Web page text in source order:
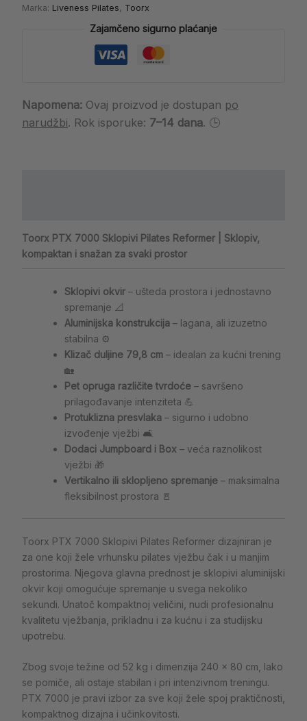
Marka: Liveness Pilates, Toorx
Zajamčeno sigurno plaćanje
Napomena: Ovaj proizvod je dostupan po
narudžbi. Rok isporuke: 7–14 dana. 🕒
Toorx PTX 7000 Sklopivi Pilates Reformer | Sklopiv,
kompaktan i snažan za svaki prostor
Sklopivi okvir – ušteda prostora i jednostavno
spremanje 📐
Aluminijska konstrukcija – lagana, ali izuzetno
stabilna ⚙️
Klizač duljine 79,8 cm – idealan za kućni trening
🏡
Pet opruga različite tvrdoće – savršeno
prilagođavanje intenziteta 💪
Protuklizna presvlaka – sigurno i udobno
izvođenje vježbi 🛋️
Dodaci Jumpboard i Box – veća raznolikost
vježbi 🎁
Vertikalno ili sklopljeno spremanje – maksimalna
fleksibilnost prostora 🚪
Toorx PTX 7000 Sklopivi Pilates Reformer dizajniran je
za one koji žele vrhunsku pilates vježbu čak i u manjim
prostorima. Njegova glavna prednost je sklopivi aluminijski
okvir koji omogućuje spremanje u svega nekoliko
sekundi. Unatoč kompaktnoj veličini, nudi profesionalnu
kvalitetu vježbanja, prikladnu i za kućnu i za studijsku
upotrebu.
Zbog svoje težine od 52 kg i dimenzija 240 × 80 cm, lako
se pomiče, ali ostaje stabilan i pri intenzivnom treningu.
PTX 7000 je pravi izbor za sve koji žele spoj praktičnosti,
kompaktnog dizajna i učinkovitosti.